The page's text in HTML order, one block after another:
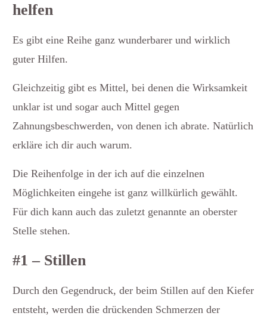
helfen
Es gibt eine Reihe ganz wunderbarer und wirklich
guter Hilfen.
Gleichzeitig gibt es Mittel, bei denen die Wirksamkeit
unklar ist und sogar auch Mittel gegen
Zahnungsbeschwerden, von denen ich abrate. Natürlich
erkläre ich dir auch warum.
Die Reihenfolge in der ich auf die einzelnen
Möglichkeiten eingehe ist ganz willkürlich gewählt.
Für dich kann auch das zuletzt genannte an oberster
Stelle stehen.
#1 – Stillen
Durch den Gegendruck, der beim Stillen auf den Kiefer
entsteht, werden die drückenden Schmerzen der